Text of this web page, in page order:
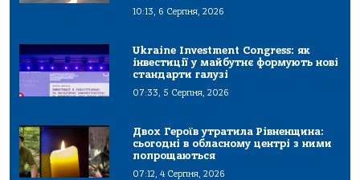
10:13, 6 Серпня, 2026
Ukraine Investment Congress: як
інвестиції у майбутнє формують нові
стандарти галузі
07:33, 5 Серпня, 2026
Двох Героїв утратила Рівненщина:
сьогодні в обласному центрі з ними
попрощаються
07:12, 4 Серпня, 2026